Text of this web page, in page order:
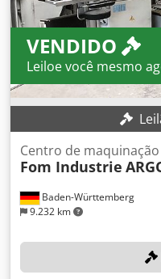
VENDIDO
Leiloe você mesmo
Baden-Württemberg
9.232 km
Centro de
Fom Industrie